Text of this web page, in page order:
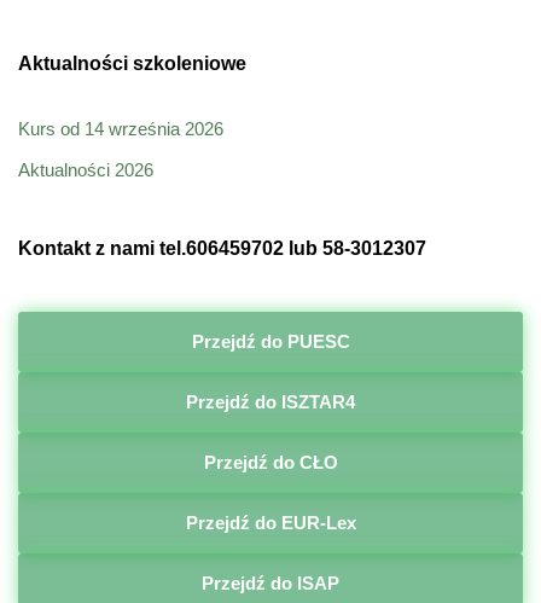
Aktualności szkoleniowe
Kurs od 14 września 2026
Aktualności 2026
Kontakt z nami tel.606459702 lub 58-3012307
Przejdź do PUESC
Przejdź do ISZTAR4
Przejdź do CŁO
Przejdź do EUR-Lex
Przejdź do ISAP